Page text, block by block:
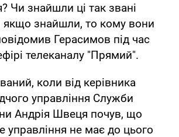
Чи знайшли ці так звані
якщо знайшли, то кому вони
Герасимов під час
телеканалу "Прямий".
коли від керівника
управління Служби
Андрія Швеця почув, що
управління не має до цього